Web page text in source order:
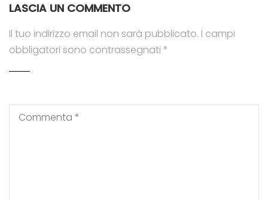
LASCIA UN COMMENTO
Il tuo indirizzo email non sarà pubblicato. I campi
obbligatori sono contrassegnati *